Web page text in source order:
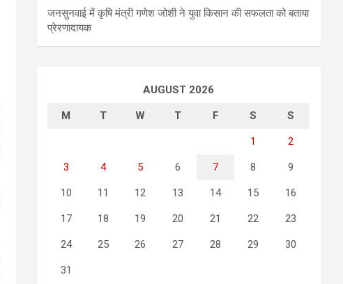
जनसुनवाई में कृषि मंत्री गणेश जोशी ने युवा किसान की सफलता को बताया
प्रेरणादायक
AUGUST 2026
M T W T F S S
1 2
3 4 5 6 7 8 9
10 11 12 13 14 15 16
17 18 19 20 21 22 23
24 25 26 27 28 29 30
31